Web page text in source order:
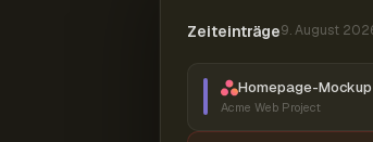
Zeiteinträge9. August
Homepage-
Acme Web Project